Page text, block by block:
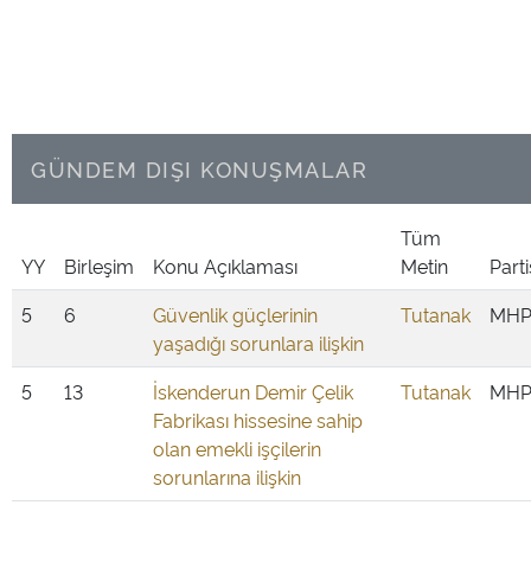
GÜNDEM DIŞI KONUŞMALAR
YY Birleşim Konu Açıklaması
Tüm
Metin
5
6
Güvenlik güçlerinin
yaşadığı sorunlara ilişkin
Tutanak MHP
5 13
İskenderun Demir Çelik
Fabrikası hissesine sahip
olan emekli işçilerin
sorunlarına ilişkin
Tutanak MHP